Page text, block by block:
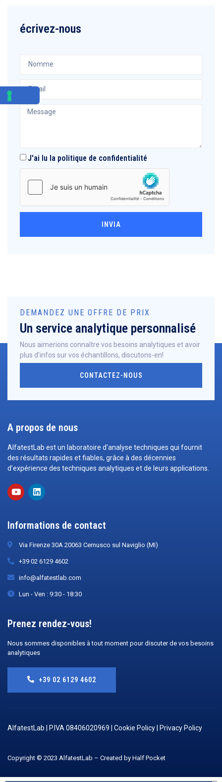
écrivez-nous
J'ai lu la politique de confidentialité
INVIA
DEMANDEZ UNE OFFRE DE PRIX
Un service analytique personnalisé
Nous aimerions connaître vos besoins analytiques et avoir
plus d’infos sur vos échantillons, discutons-en!
CONTACTEZ-NOUS
A propos de nous
AlfatestLab est un laboratoire d’analyse techniques qui fournit
des résultats rapides et fiables, grâce à des décennies
d’expérience des techniques analytiques et de leurs applications.
Informations de contact
Via Firenze 30A 20063 Cernusco sul Naviglio (MI)
+39 02 6129 4602
info@alfatestlab.com
Lun - Ven : 9:30 - 18:30
Prenez rendez-vous!
Nous sommes disponibles à tout moment pour discuter de vos besoins
analytiques
+39 02 6129 4602
AlfatestLab | P.IVA 08406020969 | Cookie Policy Privacy Policy
Copyright © 2023 AlfatestLab – Created by Half Pocket